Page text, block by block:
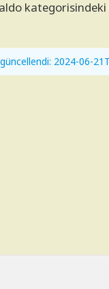
2024-06-